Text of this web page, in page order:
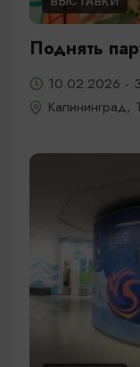
Поднять
10.02.2026 -
Калининград,